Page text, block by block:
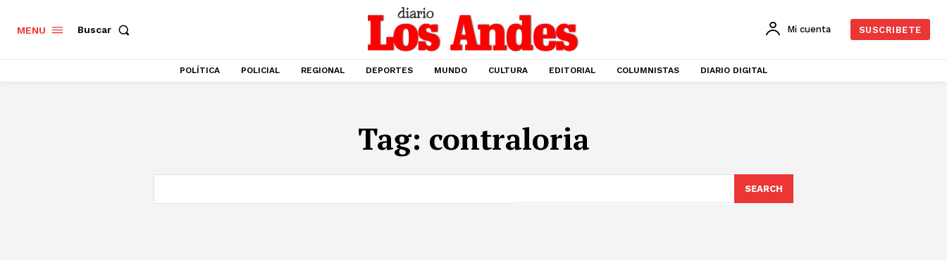
MENU Buscar Mi cuenta SUSCRIBETE
POLÍTICA POLICIAL REGIONAL DEPORTES MUNDO CULTURA EDITORIAL COLUMNISTAS DIARIO DIGITAL
Tag: contraloria
SEARCH